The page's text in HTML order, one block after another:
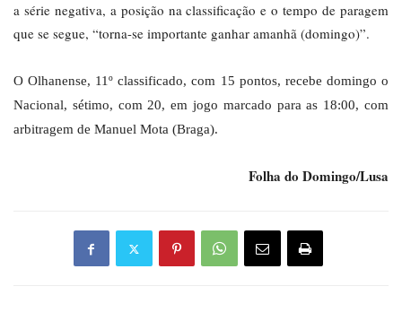
a série negativa, a posição na classificação e o tempo de paragem
que se segue, “torna-se importante ganhar amanhã (domingo)”.
O Olhanense, 11º classificado, com 15 pontos, recebe domingo o
Nacional, sétimo, com 20, em jogo marcado para as 18:00, com
arbitragem de Manuel Mota (Braga).
Folha do Domingo/Lusa